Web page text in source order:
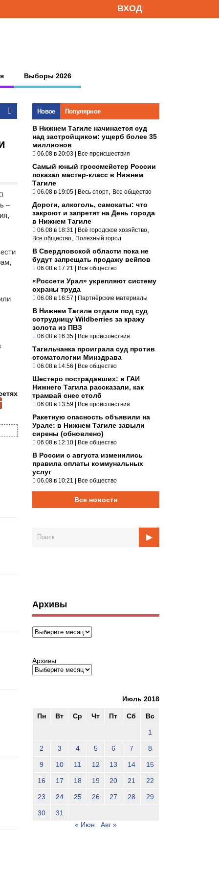
ВХОД
Выборы 2026
–
Новое Популярное
В Нижнем Тагиле начинается суд
над застройщиком: ущерб более 35
миллионов
06.08 в 20:03 | Все происшествия
Самый юный гроссмейстер России
показал мастер-класс в Нижнем
Тагиле
06.08 в 19:05 | Весь спорт Все общество
Дороги, алкоголь, самокаты: что
закроют и запретят на День города
в Нижнем Тагиле
06.08 в 18:31 | Всё городское хозяйство
Все общество Полезный город
В Свердловской области пока не
будут запрещать продажу вейпов
06.08 в 17:21 | Все общество
«Россети Урал» укрепляют систему
охраны труда
06.08 в 16:57 | Партнёрские материалы
В Нижнем Тагиле отдали под суд
сотрудницу Wildberries за кражу
золота из ПВЗ
06.08 в 16:35 | Все происшествия
Тагильчанка проиграла суд против
стоматологии Минздрава
06.08 в 14:56 | Все общество
Шестеро пострадавших: в ГАИ
Нижнего Тагила рассказали, как
трамвай снес столб
06.08 в 13:59 | Все происшествия
Ракетную опасность объявили на
Урале: в Нижнем Тагиле завыли
сирены (обновлено)
06.08 в 12:10 | Все общество
В России с августа изменились
правила оплаты коммунальных
услуг
06.08 в 10:21 | Все общество
Все новости
Архивы
Архивы
Архивы
Июль 2018
Пн Вт Ср Чт Пт Сб Вс
1
2 3 4 5 6 7 8
9 10 11 12 13 14 15
16 17 18 19 20 21 22
23 24 25 26 27 28 29
30
31
« Июн
Авг »